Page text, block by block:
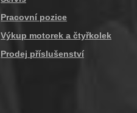
Pracovní pozice
Výkup motorek a čtyřkolek
Prodej příslušenství